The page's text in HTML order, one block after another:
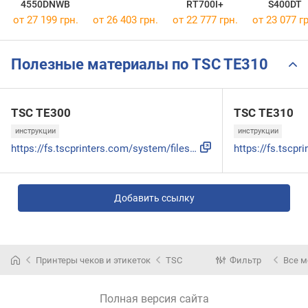
4550DNWB
RT700I+
S400DT
от 27 199 грн. от 26 403 грн. от 22 777 грн. от 23 077
Полезные материалы по TSC TE310
TSC TE300
инструкции
https://fs.tscprinters.com/system/files/31-0650003-00_te200...
TSC TE310
инструкции
Добавить ссылку
Принтеры чеков и этикеток TSC Фильтр Все
Полная версия сайта